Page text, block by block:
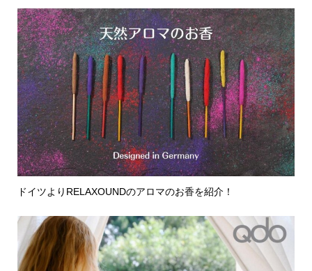
ドイツよりRELAXOUNDのアロマのお香を紹介！